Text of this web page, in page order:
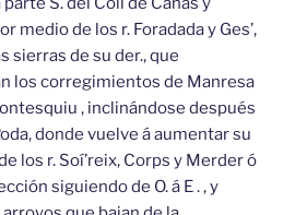
medio de los r. Foradada y Ges’,
sierras de su der., que
los corregimientos de Manresa
, inclinándose después
donde vuelve á aumentar su
los r. Soí’reix, Corps y Merder ó
siguiendo de O. á E . , y